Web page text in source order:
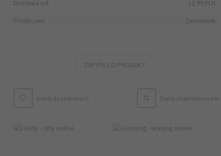
Dostawa od:
12.99 PLN
Producent:
Zamiennik
ZAPYTAJ O PRODUKT
Dodaj do ulubionych Dodaj do porównywarki